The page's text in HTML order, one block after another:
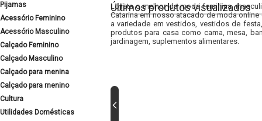
Pijamas
Acessório Feminino
Acessório Masculino
Calçado Feminino
Calçado Masculino
Calçado para menina
Calçado para menino
Cultura
Utilidades Domésticas
Últimos produtos visualizados
Lojista o melhor da moda feminina,
Catarina em nosso atacado de moda
a variedade em vestidos, vestidos de
produtos para casa como cama, mesa,
jardinagem, suplementos alimentares.